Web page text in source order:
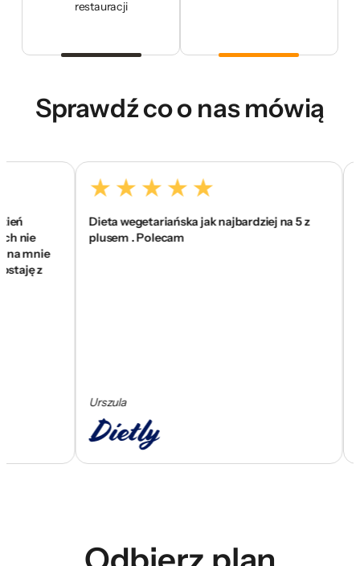
restauracji
Sprawdź co o nas mówią
mnie
z
Dieta wegetariańska jak najbardziej na 5 z
plusem . Polecam
Urszula